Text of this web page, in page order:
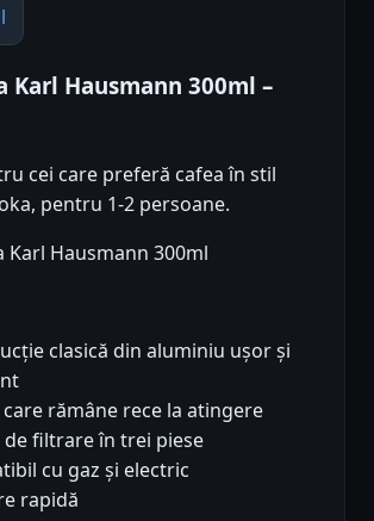
Karl Hausmann 300ml –
cei care preferă cafea în stil
pentru 1-2 persoane.
clasică din aluminiu ușor și
rămâne rece la atingere
de filtrare în trei piese
cu gaz și electric
rapidă